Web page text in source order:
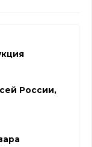
России,